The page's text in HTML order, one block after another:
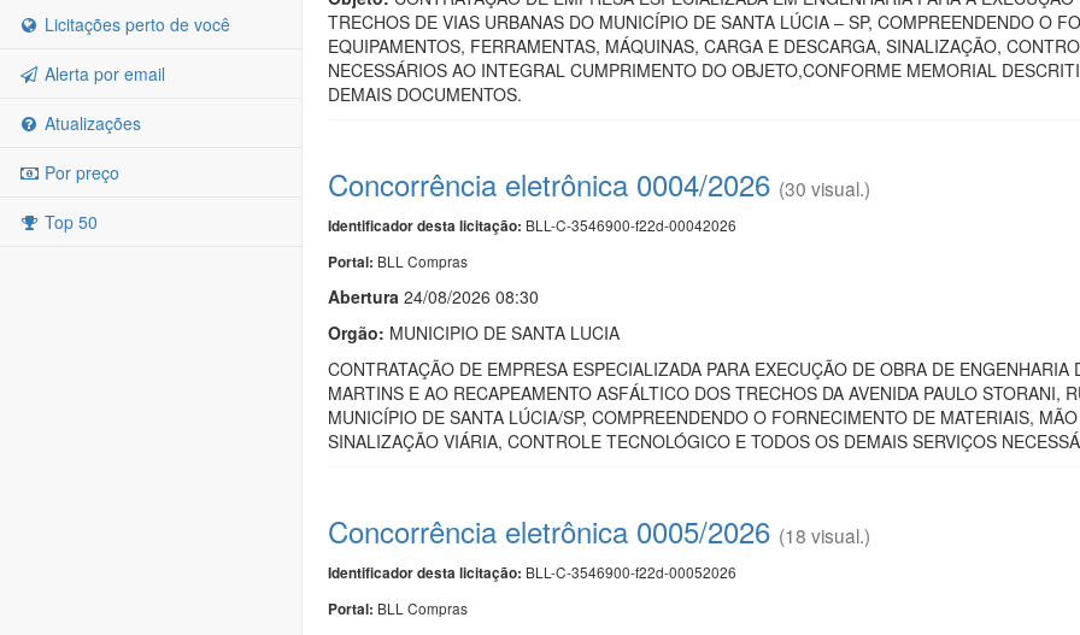
Licitações perto de você
Alerta por email
Atualizações
Por preço
Top 50
TRECHOS DE VIAS URBANAS DO MUNICÍPIO DE SANTA LÚCIA – SP, COMPREENDENDO O
EQUIPAMENTOS, FERRAMENTAS, MÁQUINAS, CARGA E DESCARGA, SINALIZAÇÃO,
NECESSÁRIOS AO INTEGRAL CUMPRIMENTO DO OBJETO,CONFORME MEMORIAL
DEMAIS DOCUMENTOS.
Concorrência eletrônica 0004/2026 (30 visual.)
Identificador desta licitação: BLL-C-3546900-f22d-00042026
Portal: BLL Compras
Abertura 24/08/2026 08:30
Orgão: MUNICIPIO DE SANTA LUCIA
CONTRATAÇÃO DE EMPRESA ESPECIALIZADA PARA EXECUÇÃO DE OBRA DE
MARTINS E AO RECAPEAMENTO ASFÁLTICO DOS TRECHOS DA AVENIDA PAULO
MUNICÍPIO DE SANTA LÚCIA/SP, COMPREENDENDO O FORNECIMENTO DE MATERIAIS,
SINALIZAÇÃO VIÁRIA, CONTROLE TECNOLÓGICO E TODOS OS DEMAIS SERVIÇOS
Concorrência eletrônica 0005/2026 (18 visual.)
Identificador desta licitação: BLL-C-3546900-f22d-00052026
Portal: BLL Compras